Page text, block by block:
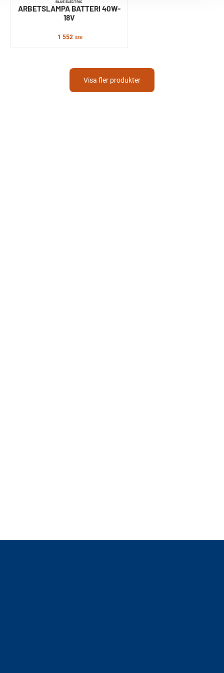
BLUE ELECTRIC
ARBETSLAMPA BATTERI 40W-
18V
1 552 SEK
Visa fler produkter